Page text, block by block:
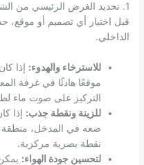
1. تحديد الغرض الرئيسي من الشلال
قبل اختيار أي تصميم أو موقع،
الداخلي.
للاسترخاء والهدوء: إذا
موقعًا هادئًا في غرفة
التركيز على صوت ماء
للزينة ونقطة جذب: إذا
ضعه في المدخل، منطقة
نقطة بصرية مركزية.
لتحسين جودة الهواء: